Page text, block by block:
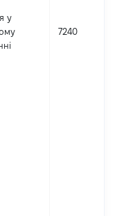
у
7240